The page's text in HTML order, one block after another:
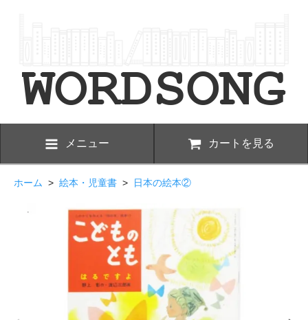
メニュー カートを見る
ホーム > 絵本・児童書 > 日本の絵本②